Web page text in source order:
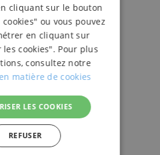
viandes et
cliquant sur le bouton
ou vous pouvez
en cliquant sur
les cookies". Pour plus
consultez notre
matière de cookies
LES COOKIES
REFUSER